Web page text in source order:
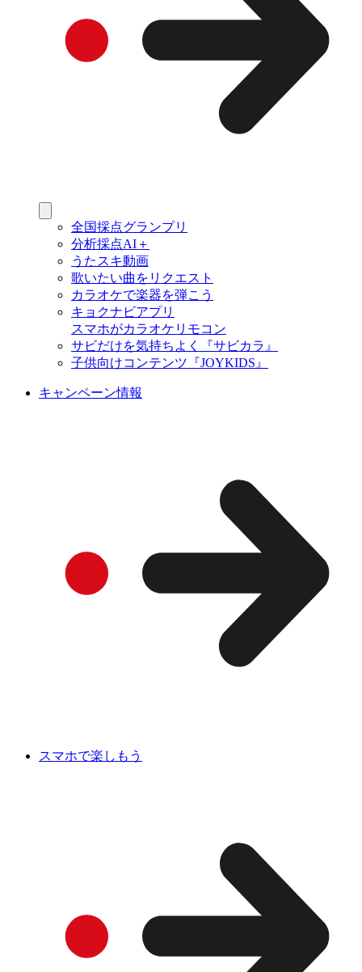
全国採点グランプリ
分析採点AI＋
うたスキ動画
歌いたい曲をリクエスト
カラオケで楽器を弾こう
キョクナビアプリ
スマホがカラオケリモコン
サビだけを気持ちよく『サビカラ』
子供向けコンテンツ『JOYKIDS』
キャンペーン情報
スマホで楽しもう